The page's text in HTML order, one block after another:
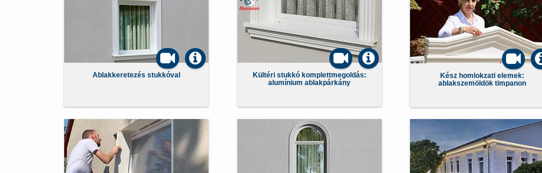
Ablakkeretezés stukkóval
Kültéri stukkó komplettmegoldás:
alumínium ablakpárkány
Kész homlokzati elemek:
ablakszemöldök timpanon